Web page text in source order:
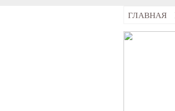
ГЛАВНАЯ